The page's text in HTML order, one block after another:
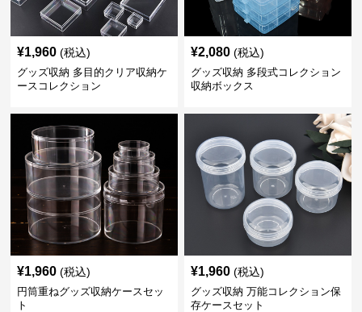
¥1,960 (税込)
グッズ収納 多目的クリア収納ケ
ースコレクション
¥2,080 (税込)
グッズ収納 多段式コレクション
収納ボックス
¥1,960 (税込)
円筒重ねグッズ収納ケースセッ
ト
¥1,960 (税込)
グッズ収納 万能コレクション保
存ケースセット